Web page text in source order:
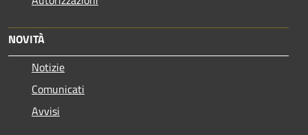
NOVITÀ
Notizie
Comunicati
Avvisi